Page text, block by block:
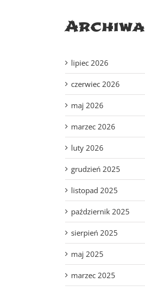
Archiwa
lipiec 2026
czerwiec 2026
maj 2026
marzec 2026
luty 2026
grudzień 2025
listopad 2025
październik 2025
sierpień 2025
maj 2025
marzec 2025